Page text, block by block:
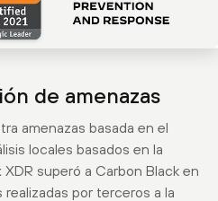
de amenazas
amenazas basada en el
locales basados en la
superó a Carbon Black en
por terceros a la